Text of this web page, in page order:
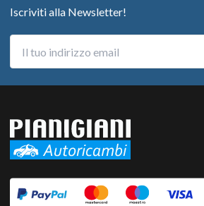
Iscriviti alla Newsletter!